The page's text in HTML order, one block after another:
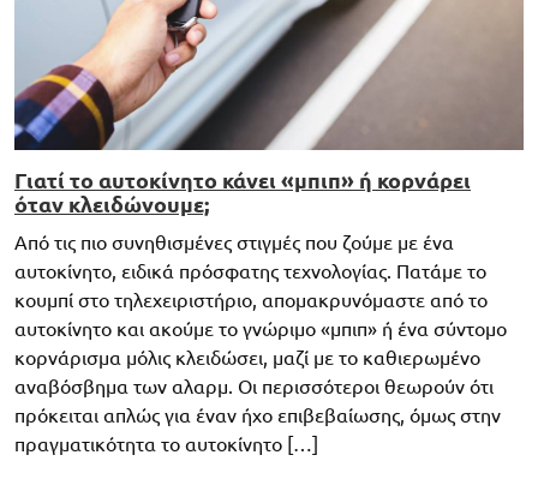
Γιατί το αυτοκίνητο κάνει «μπιπ» ή κορνάρει
όταν κλειδώνουμε;
Από τις πιο συνηθισμένες στιγμές που ζούμε με ένα
αυτοκίνητο, ειδικά πρόσφατης τεχνολογίας. Πατάμε το
κουμπί στο τηλεχειριστήριο, απομακρυνόμαστε από το
αυτοκίνητο και ακούμε το γνώριμο «μπιπ» ή ένα σύντομο
κορνάρισμα μόλις κλειδώσει, μαζί με το καθιερωμένο
αναβόσβημα των αλαρμ. Οι περισσότεροι θεωρούν ότι
πρόκειται απλώς για έναν ήχο επιβεβαίωσης, όμως στην
πραγματικότητα το αυτοκίνητο […]